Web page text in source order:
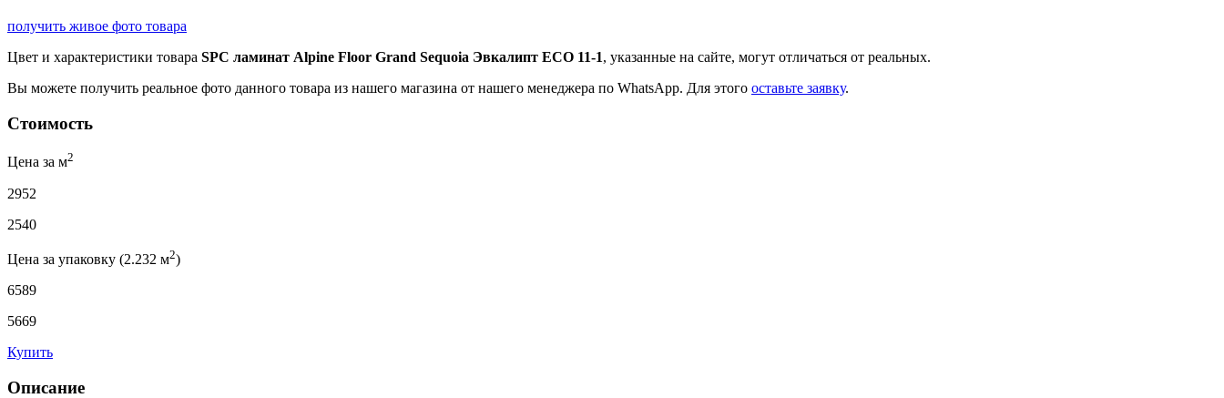
получить живое фото товара
Цвет и характеристики товара SPC ламинат Alpine Floor Grand Sequoia Эвкалипт ECO 11-1, указанные на сайте, могут отличаться от реальных.
Вы можете получить реальное фото данного товара из нашего магазина от нашего менеджера по WhatsApp. Для этого оставьте заявку.
Стоимость
Цена за м2
2952
2540
Цена за упаковку (2.232 м2)
6589
5669
Купить
Описание